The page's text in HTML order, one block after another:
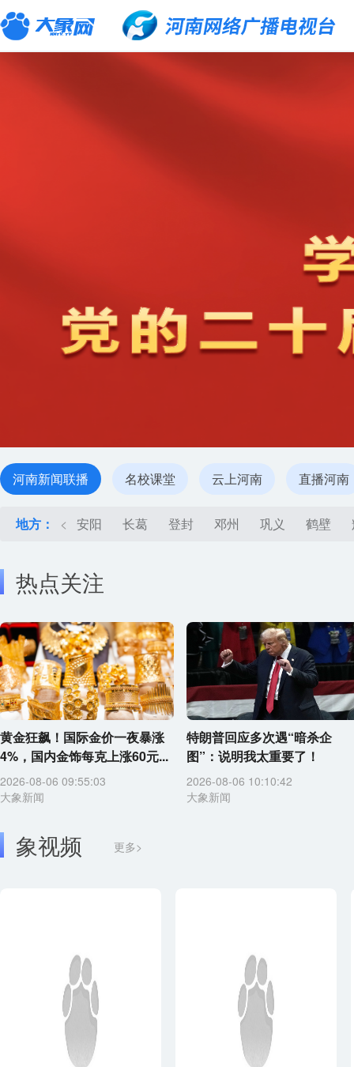
河南新闻联播 名校课堂 云上河南 直播河南
地方： < 安阳 长葛 登封 邓州 巩义 鹤壁
热点关注
黄金狂飙！国际金价一夜暴涨
4%，国内金饰每克上涨60元...
2026-08-06 09:55:03
大象新闻
特朗普回应多次遇“暗杀企
图”：说明我太重要了！
2026-08-06 10:10:42
大象新闻
象视频 更多>